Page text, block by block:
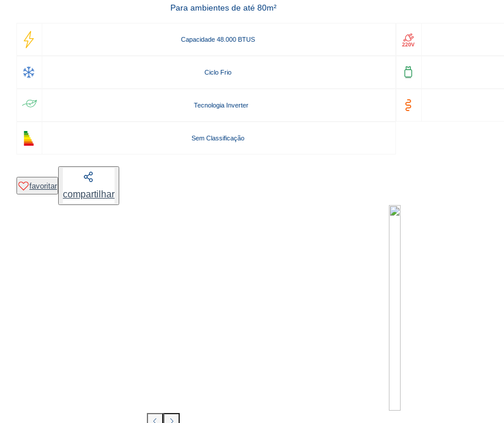
Para ambientes de até 80m²
Capacidade 48.000 BTUS
Ciclo Frio
Tecnologia Inverter
Sem Classificação
favoritar
compartilhar